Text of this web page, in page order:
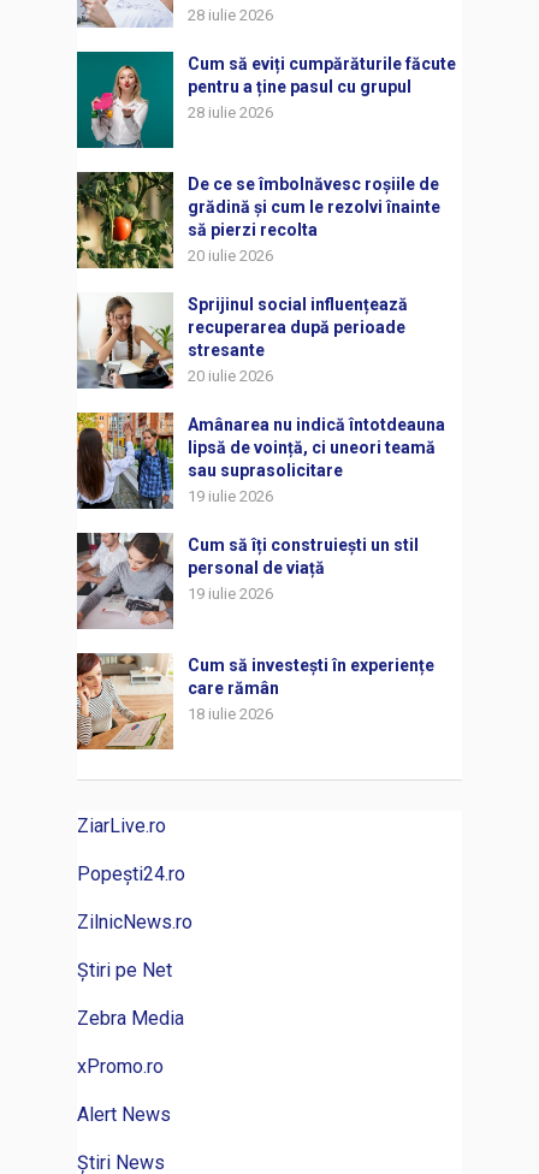
28 iulie 2026
Cum să eviți cumpărăturile făcute
pentru a ține pasul cu grupul
28 iulie 2026
De ce se îmbolnăvesc roșiile de
grădină și cum le rezolvi înainte
să pierzi recolta
20 iulie 2026
Sprijinul social influențează
recuperarea după perioade
stresante
20 iulie 2026
Amânarea nu indică întotdeauna
lipsă de voință, ci uneori teamă
sau suprasolicitare
19 iulie 2026
Cum să îți construiești un stil
personal de viață
19 iulie 2026
Cum să investești în experiențe
care rămân
18 iulie 2026
ZiarLive.ro
Popești24.ro
ZilnicNews.ro
Știri pe Net
Zebra Media
xPromo.ro
Alert News
Știri News